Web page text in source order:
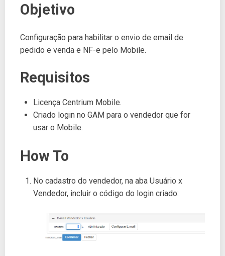
Objetivo
Configuração para habilitar o envio de email de
pedido e venda e NF-e pelo Mobile.
Requisitos
Licença Centrium Mobile.
Criado login no GAM para o vendedor que for
usar o Mobile.
How To
No cadastro do vendedor, na aba Usuário x
Vendedor, incluir o código do login criado: